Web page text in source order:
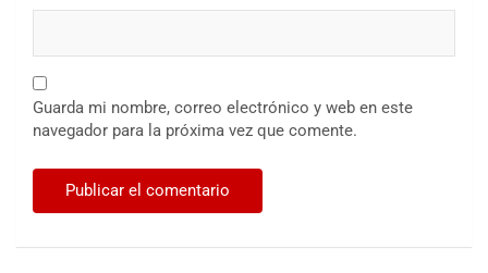
Guarda mi nombre, correo electrónico y web en este
navegador para la próxima vez que comente.